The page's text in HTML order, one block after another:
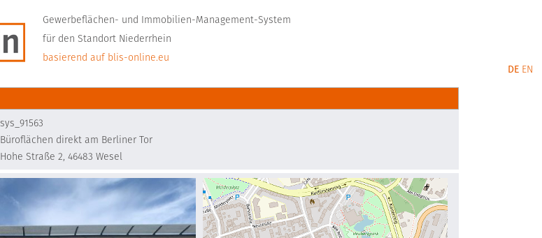
Gewerbeflächen- und Immobilien-Management-System
für den Standort Niederrhein
basierend auf blis-online.eu
DE EN
sys_91563
Büroflächen direkt am Berliner Tor
Hohe Straße 2, 46483 Wesel